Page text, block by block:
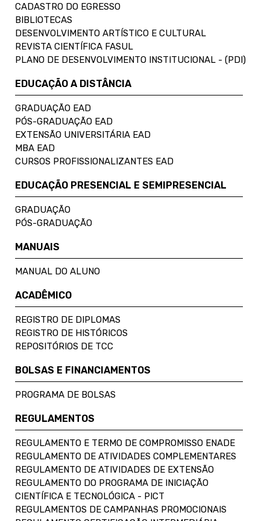
CADASTRO DO EGRESSO
BIBLIOTECAS
DESENVOLVIMENTO ARTÍSTICO E CULTURAL
REVISTA CIENTÍFICA FASUL
PLANO DE DESENVOLVIMENTO INSTITUCIONAL - (PDI)
EDUCAÇÃO A DISTÂNCIA
GRADUAÇÃO EAD
PÓS-GRADUAÇÃO EAD
EXTENSÃO UNIVERSITÁRIA EAD
MBA EAD
CURSOS PROFISSIONALIZANTES EAD
EDUCAÇÃO PRESENCIAL E SEMIPRESENCIAL
GRADUAÇÃO
PÓS-GRADUAÇÃO
MANUAIS
MANUAL DO ALUNO
ACADÊMICO
REGISTRO DE DIPLOMAS
REGISTRO DE HISTÓRICOS
REPOSITÓRIOS DE TCC
BOLSAS E FINANCIAMENTOS
PROGRAMA DE BOLSAS
REGULAMENTOS
REGULAMENTO E TERMO DE COMPROMISSO ENADE
REGULAMENTO DE ATIVIDADES COMPLEMENTARES
REGULAMENTO DE ATIVIDADES DE EXTENSÃO
REGULAMENTO DO PROGRAMA DE INICIAÇÃO
CIENTÍFICA E TECNOLÓGICA - PICT
REGULAMENTOS DE CAMPANHAS PROMOCIONAIS